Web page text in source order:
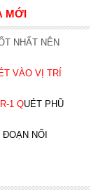
MỚI
NHẤT NÊN
VÀO VỊ TRÍ
1QUÉT PHŨ
NỐI